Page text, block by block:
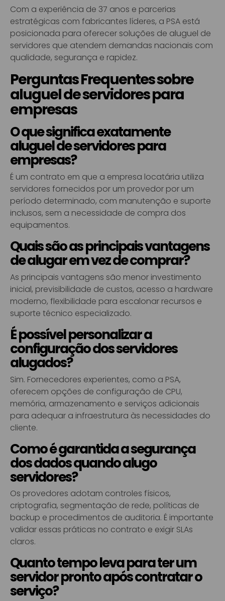
Com a experiência de 37 anos e parcerias
estratégicas com fabricantes líderes, a PSA está
posicionada para oferecer soluções de aluguel de
servidores que atendem demandas nacionais com
qualidade, segurança e rapidez.
Perguntas Frequentes sobre
aluguel de servidores para
empresas
O que significa exatamente
aluguel de servidores para
empresas?
É um contrato em que a empresa locatária utiliza
servidores fornecidos por um provedor por um
período determinado, com manutenção e suporte
inclusos, sem a necessidade de compra dos
equipamentos.
Quais são as principais vantagens
de alugar em vez de comprar?
As principais vantagens são menor investimento
inicial, previsibilidade de custos, acesso a hardware
moderno, flexibilidade para escalonar recursos e
suporte técnico especializado.
É possível personalizar a
configuração dos servidores
alugados?
Sim. Fornecedores experientes, como a PSA,
oferecem opções de configuração de CPU,
memória, armazenamento e serviços adicionais
para adequar a infraestrutura às necessidades do
cliente.
Como é garantida a segurança
dos dados quando alugo
servidores?
Os provedores adotam controles físicos,
criptografia, segmentação de rede, políticas de
backup e procedimentos de auditoria. É importante
validar essas práticas no contrato e exigir SLAs
claros.
Quanto tempo leva para ter um
servidor pronto após contratar o
serviço?